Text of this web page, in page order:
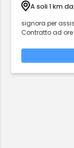
A soli 1 km
signora per
Contratto ad